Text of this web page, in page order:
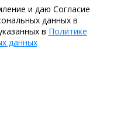
и даю Согласие
данных в
в Политике
данных